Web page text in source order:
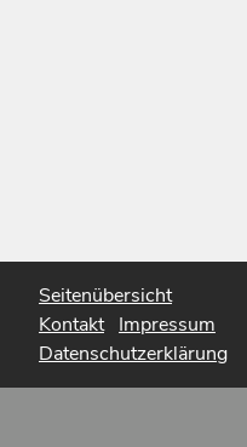
Seitenübersicht
Kontakt Impressum
Datenschutzerklärung